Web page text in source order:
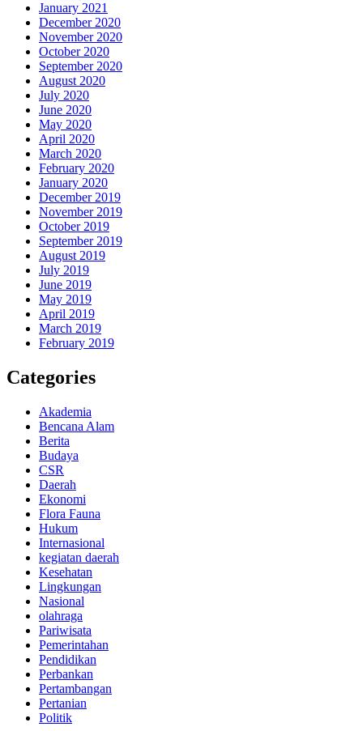
January 2021
December 2020
November 2020
October 2020
September 2020
August 2020
July 2020
June 2020
May 2020
April 2020
March 2020
February 2020
January 2020
December 2019
November 2019
October 2019
September 2019
August 2019
July 2019
June 2019
May 2019
April 2019
March 2019
February 2019
Categories
Akademia
Bencana Alam
Berita
Budaya
CSR
Daerah
Ekonomi
Flora Fauna
Hukum
Internasional
kegiatan daerah
Kesehatan
Lingkungan
Nasional
olahraga
Pariwisata
Pemerintahan
Pendidikan
Perbankan
Pertambangan
Pertanian
Politik